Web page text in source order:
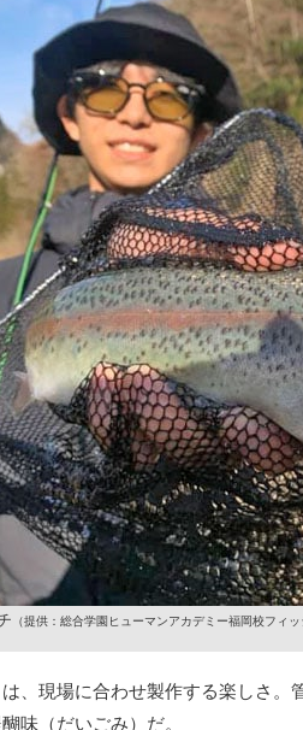
（提供：総合学園ヒューマンアカデミー福岡校フィ
、現場に合わせ製作する楽しさ。
味（だいごみ）だ。